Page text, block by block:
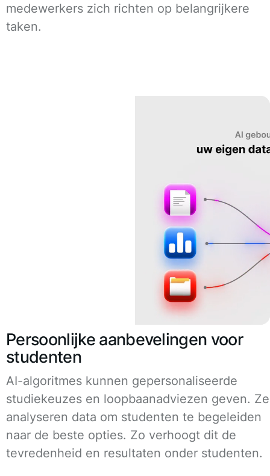
medewerkers zich richten op belangrijkere
taken.
Persoonlijke aanbevelingen voor
studenten
AI-algoritmes kunnen gepersonaliseerde
studiekeuzes en loopbaanadviezen geven. Ze
analyseren data om studenten te begeleiden
naar de beste opties. Zo verhoogt dit de
tevredenheid en resultaten onder studenten.